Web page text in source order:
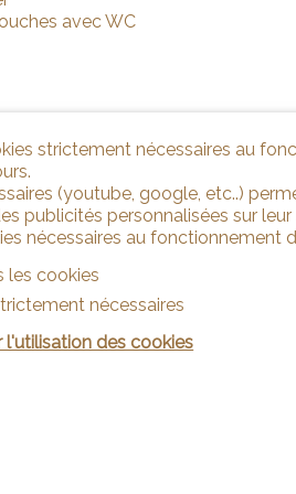
avec WC
strictement nécessaires au
(youtube, google, etc..)
publicités personnalisées sur
nécessaires au
les cookies
nécessaires
l'utilisation des cookies